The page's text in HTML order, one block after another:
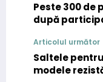
Peste 300 de
după
Articolul următor
Saltele
modele